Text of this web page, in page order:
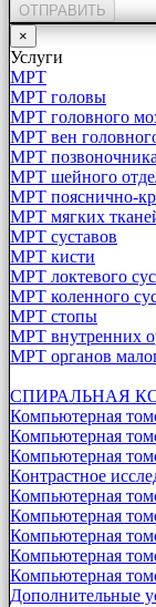
ОТПРАВИТЬ
×
Услуги
МРТ
МРТ головы
МРТ головного
МРТ вен
МРТ
МРТ шейного
МРТ пояснично-
МРТ мягких
МРТ суставов
МРТ кисти
МРТ локтевого
МРТ коленного
МРТ стопы
МРТ внутренних
МРТ органов
СПИРАЛЬНАЯ
Компьютерная
Компьютерная
Компьютерная
Контрастное
Компьютерная
Компьютерная
Компьютерная
Компьютерная
Компьютерная
Дополнительные